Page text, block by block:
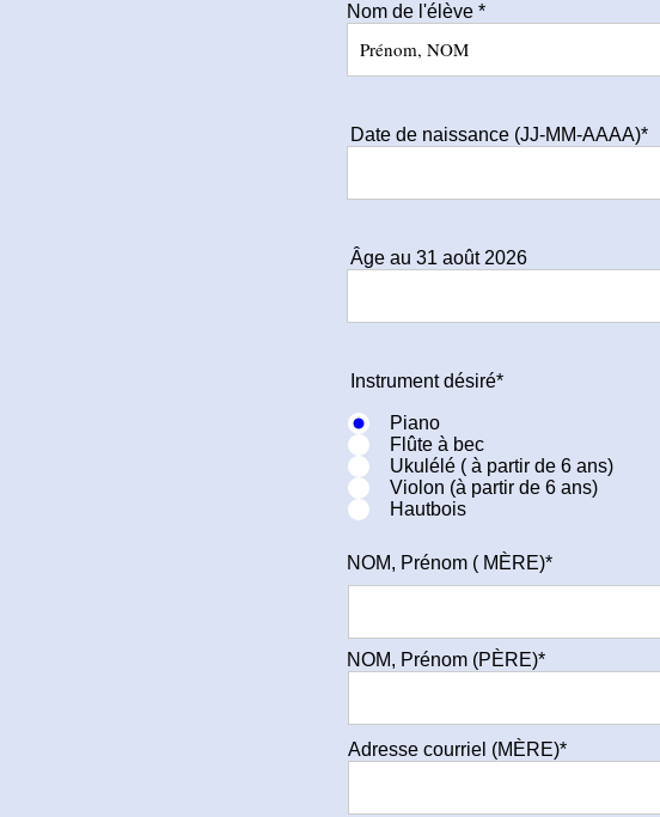
Nom de l'élève *
Date de naissance (JJ-MM-AAAA)*
Âge au 31 août 2026
Instrument désiré*
Piano
Flûte à bec
Ukulélé ( à partir de 6 ans)
Violon (à partir de 6 ans)
Hautbois
NOM, Prénom ( MÈRE)*
NOM, Prénom (PÈRE)*
Adresse courriel (MÈRE)*